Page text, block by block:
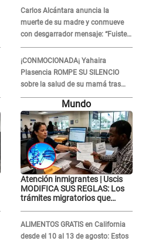
Carlos Alcántara anuncia la
muerte de su madre y conmueve
con desgarrador mensaje: “Fuiste
una gran mujer”
¡CONMOCIONADA¡ Yahaira
Plasencia ROMPE SU SILENCIO
sobre la salud de su mamá tras
APARECER en centro oncológico:
“La oración tiene poder”
Mundo
Atención inmigrantes | Uscis
MODIFICA SUS REGLAS: Los
trámites migratorios que
ALIMENTOS GRATIS en California
desde el 10 al 13 de agosto: Estos